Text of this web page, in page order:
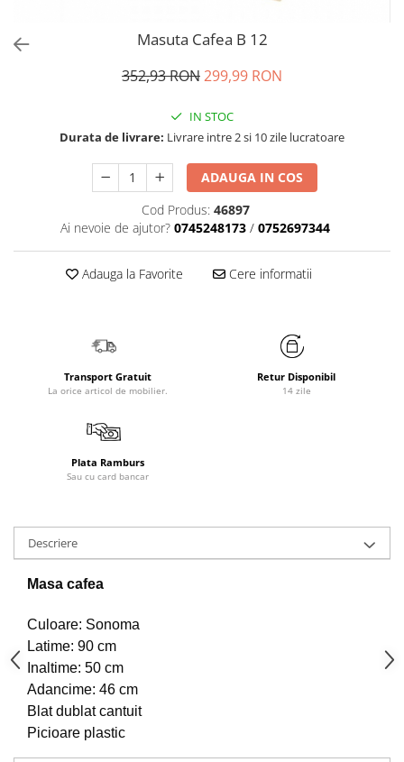
Masuta Cafea B 12
352,93 RON299,99 RON
IN STOC
Durata de livrare: Livrare intre 2 si 10 zile lucratoare
ADAUGA IN COS
Cod Produs: 46897
Ai nevoie de ajutor? 0745248173 / 0752697344
Adauga la Favorite Cere informatii
Transport Gratuit
La orice articol de mobilier.
Retur Disponibil
14 zile
Plata Ramburs
Sau cu card bancar
Descriere
Masa cafea
Culoare: Sonoma
Latime: 90 cm
Inaltime: 50 cm
Adancime: 46 cm
Blat dublat cantuit
Picioare plastic